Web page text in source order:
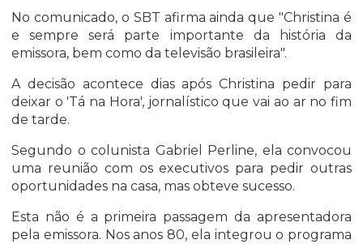
No comunicado, o SBT afirma ainda que "Christina é
e sempre será parte importante da história da
emissora, bem como da televisão brasileira".
A decisão acontece dias após Christina pedir para
deixar o 'Tá na Hora', jornalístico que vai ao ar no fim
de tarde.
Segundo o colunista Gabriel Perline, ela convocou
uma reunião com os executivos para pedir outras
oportunidades na casa, mas obteve sucesso.
Esta não é a primeira passagem da apresentadora
pela emissora. Nos anos 80, ela integrou o programa